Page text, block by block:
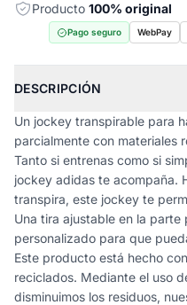
Producto 100% original
Pago seguro WebPay
DESCRIPCIÓN
Un jockey transpirable para
parcialmente con materiales
Tanto si entrenas como si
jockey adidas te acompaña.
transpira, este jockey te
Una tira ajustable en la
personalizado para que
Este producto está hecho
reciclados. Mediante el uso
disminuimos los residuos,